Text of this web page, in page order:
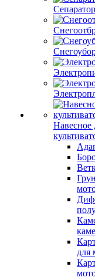
Навесное
для